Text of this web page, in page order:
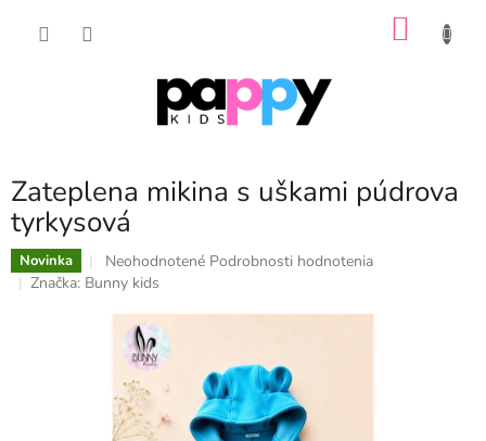
Zateplena mikina s uškami púdrova
tyrkysová
Novinka
Priemerné
hodnotenie
0,0
hviezdičiek.
Neohodnotené Podrobnosti hodnotenia
Značka: Bunny kids